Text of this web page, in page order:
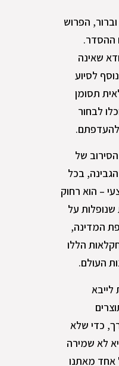
הפרוש
ההסדר.
שאינה
לסיוע
תסומן
לבחור
של
בכל
– הוא רחוק
על
המדינה,
הללו
העולם.
לייבא
כדי שלא
לא שמירה
אחד מאתנו